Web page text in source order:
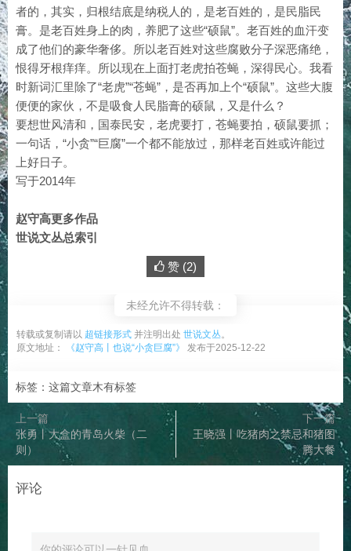
者的，其实，归根结底是纳税人的，是老百姓的，是民脂民
膏。是老百姓身上的肉，养肥了这些“硕鼠”。老百姓的血汗变
成了他们的豪华奢侈。所以老百姓对这些腐败分子深恶痛绝，
恨得牙根痒痒。所以现在上面打老虎拍苍蝇，深得民心。我看
时新词汇里除了“老虎”“苍蝇”，是否再加上个“硕鼠”。这些大腹
便便的家伙，不是吸食人民脂膏的硕鼠，又是什么？
要想世风清和，国泰民安，老虎要打，苍蝇要拍，硕鼠要抓；
一句话，“小贪”“巨腐”一个都不能放过，那样老百姓或许能过
上好日子。
写于2014年
赵守高更多作品
世说文丛总索引
赞 (2)
未经允许不得转载：
转载或复制请以 超链接形式 并注明出处 世说文丛。
原文地址：
《赵守高丨也说“小贪巨腐”》 发布于2025-12-22
标签：这篇文章木有标签
上一篇
张勇丨大盒的青岛火柴（二
则）
下一篇
王晓强丨吃猪肉之禁忌和猪图
腾大餐
评论